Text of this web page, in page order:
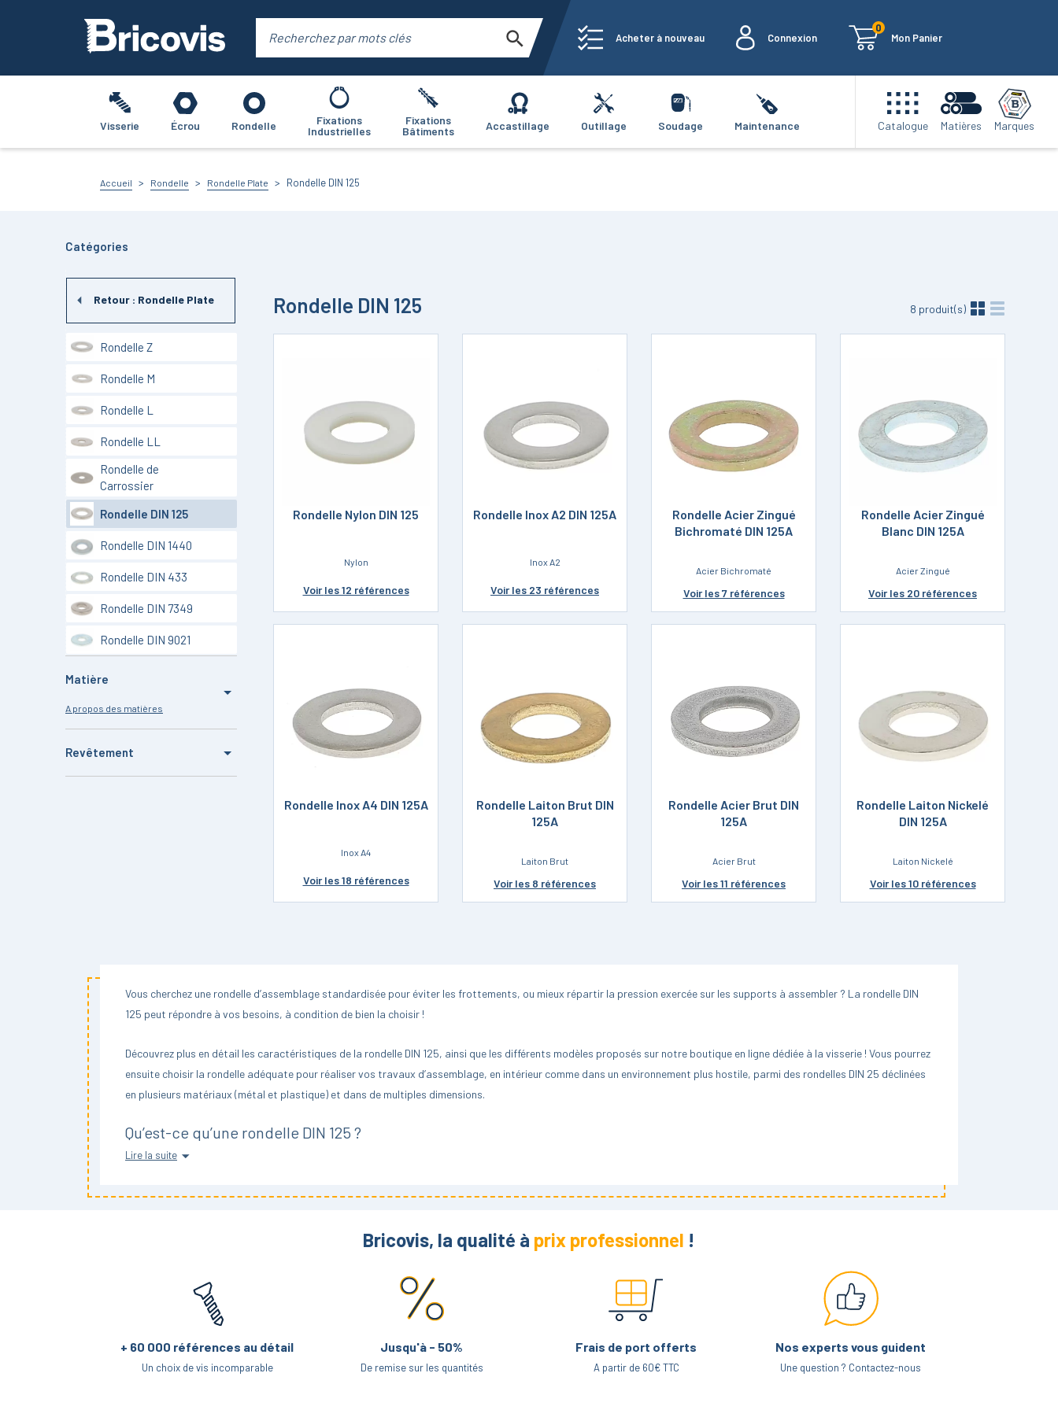
Acheter à nouveau Connexion
0
Mon Panier
Visserie Écrou Rondelle
Fixations
Industrielles
Fixations
Bâtiments
Accastillage Outillage Soudage Maintenance Catalogue Matières Marques
Accueil Rondelle Rondelle Plate Rondelle DIN 125
Catégories
Retour : Rondelle Plate
Rondelle Z
Rondelle M
Rondelle L
Rondelle LL
Rondelle de
Carrossier
Rondelle DIN 125
Rondelle DIN 1440
Rondelle DIN 433
Rondelle DIN 7349
Rondelle DIN 9021
Matière
A propos des matières
Inox A2
Revêtement
Rondelle DIN 125 8 produit(s)
Rondelle Nylon DIN 125
Nylon
Voirles 12 références
Rondelle Inox A2 DIN 125A
Inox A2
Voirles 23 références
Rondelle Acier Zingué
Bichromaté DIN 125A
Acier Bichromaté
Voirles 7 références
Rondelle Acier Zingué
Blanc DIN 125A
Acier Zingué
Voirles 20 références
Rondelle Inox A4 DIN 125A
Inox A4
Voirles 18 références
Rondelle Laiton Brut DIN
125A
Laiton Brut
Voirles 8 références
Rondelle Acier Brut DIN
125A
Acier Brut
Voirles 11 références
Rondelle Laiton Nickelé
DIN 125A
Laiton Nickelé
Voirles 10 références
Vous cherchez une rondelle d’assemblage standardisée pour éviter les frottements, ou mieux répartir la pression exercée sur les supports à assembler ? La rondelle DIN
125 peut répondre à vos besoins, à condition de bien la choisir !
Découvrez plus en détail les caractéristiques de la rondelle DIN 125, ainsi que les différents modèles proposés sur notre boutique en ligne dédiée à la visserie ! Vous pourrez
ensuite choisir la rondelle adéquate pour réaliser vos travaux d’assemblage, en intérieur comme dans un environnement plus hostile, parmi des rondelles DIN 25 déclinées
en plusieurs matériaux (métal et plastique) et dans de multiples dimensions.
Qu’est-ce qu’une rondelle DIN 125 ?
La norme DIN 125, qui permet de définir les standards de la rondelle, est aujourd’hui abrogée. Elle reste toutefois utilisée pour définir ce type de rondelle et équivaut à la
En pratique, cela signifie que les rondelles DIN 125 et ISO 7089 sont interchangeables et présentent les mêmes caractéristiques
dimensionnelles et fonctionnelles. Si vous travaillez avec d’anciens plans ou des documents techniques mentionnant la norme DIN 125, vous pouvez donc sans crainte
utiliser une rondelle conforme à la norme ISO 7089, et inversement.
Comment choisir une rondelle plate DIN 125 ?
La rondelle DIN 125 se décline en deux versions : la forme A qui correspond à la rondelle sans chanfrein et la rondelle B qui fait référence à la rondelle avec chanfrein. C’est
Lire la suite
Bricovis, la qualité à prix professionnel !
+ 60 000 références au détail
Un choix de vis incomparable
Jusqu'à - 50%
De remise sur les quantités
Frais de port offerts
A partir de 60€ TTC
Nos experts vous guident
Une question ? Contactez-nous